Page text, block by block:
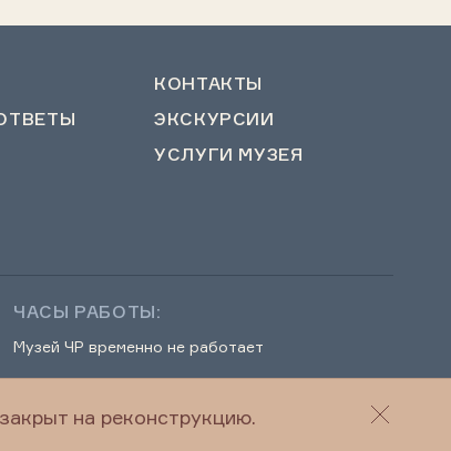
КОНТАКТЫ
ЭКСКУРСИИ
УСЛУГИ МУЗЕЯ
ЧАСЫ РАБОТЫ:
Музей ЧР временно не работает
на реконструкцию.